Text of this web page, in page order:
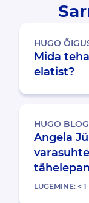
HUGO
Mida
elatist?
HUGO
Angela
LUGEMINE: < 1